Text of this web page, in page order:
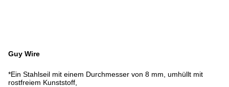
Guy Wire
*Ein Stahlseil mit einem Durchmesser von 8 mm, umhüllt mit
rostfreiem Kunststoff,